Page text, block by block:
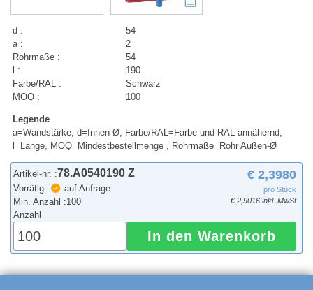
d :
54
a :
2
Rohrmaße :
54
l :
190
Farbe/RAL :
Schwarz
MOQ :
100
Legende
a=Wandstärke, d=Innen-Ø, Farbe/RAL=Farbe und RAL annähernd,
l=Länge, MOQ=Mindestbestellmenge , Rohrmaße=Rohr Außen-Ø
Artikel-nr. :78.A0540190 Z
Vorrätig :
auf Anfrage
Min. Anzahl :100
€ 2,3980
pro Stück
€ 2,9016 inkl. MwSt
Anzahl
In den Warenkorb